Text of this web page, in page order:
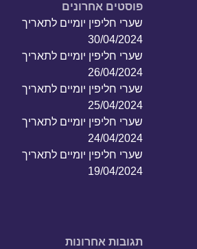
פוסטים אחרונים
שערי חליפין יומיים לתאריך
30/04/2024
שערי חליפין יומיים לתאריך
26/04/2024
שערי חליפין יומיים לתאריך
25/04/2024
שערי חליפין יומיים לתאריך
24/04/2024
שערי חליפין יומיים לתאריך
19/04/2024
תגובות אחרונות